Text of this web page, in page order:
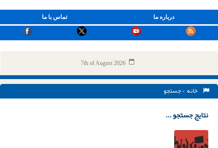
تماس با ما درباره ما
7th of August 2026
خانه > جستجو
نتایج جستجو ...